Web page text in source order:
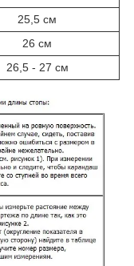
25,5 см
26 см
26,5 - 27 см